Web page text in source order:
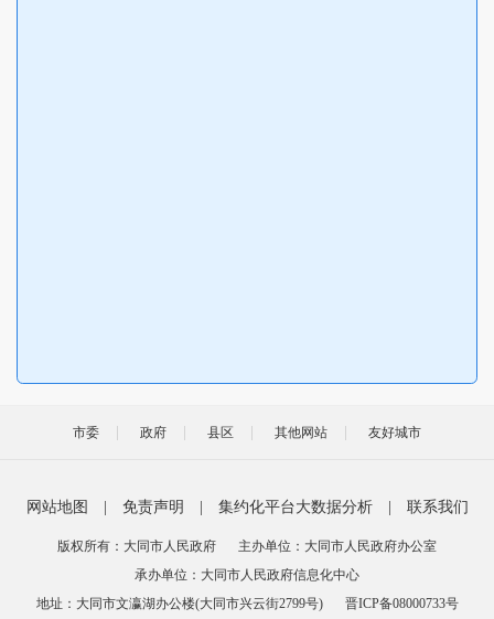
市委 政府 县区 其他网站 友好城市
网站地图 免责声明 集约化平台大数据分析 联系我们
版权所有：大同市人民政府
主办单位：大同市人民政府办公室
承办单位：大同市人民政府信息化中心
地址：大同市文瀛湖办公楼(大同市兴云街2799号)
晋ICP备08000733号